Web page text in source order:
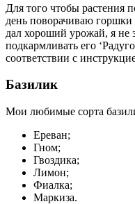
Для того чтобы растения
день поворачиваю
дал хороший урожай, я не
подкармливать его
соответствии с
Базилик
Мои любимые сорта
Ереван;
Гном;
Гвоздика;
Лимон;
Фиалка;
Маркиза.